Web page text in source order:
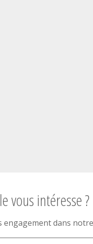
vous intéresse ?
dans